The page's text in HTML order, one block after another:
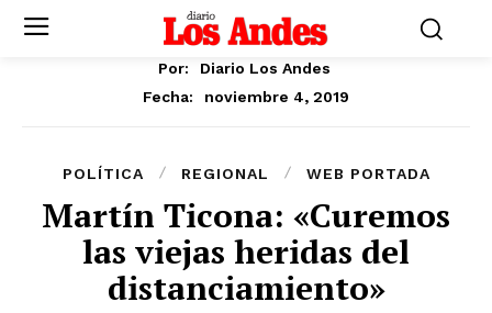
Por:
Diario Los Andes
Fecha:
noviembre 4, 2019
POLÍTICA REGIONAL WEB PORTADA
Martín Ticona: «Curemos
las viejas heridas del
distanciamiento»